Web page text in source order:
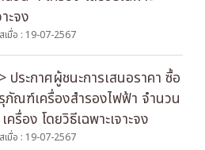
าะจง
เมื่อ : 19-07-2567
ประกาศผู้ชนะการเสนอราคา ซื้อ
ภัณฑ์เครื่องสำรองไฟฟ้า จำนวน
ครื่อง โดยวิธีเฉพาะเจาะจง
เมื่อ : 19-07-2567